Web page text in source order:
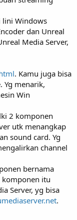
lini Windows
dan Unreal
Media Server,
. Kamu juga bisa
Yg menarik,
Win
2 komponen
utk menangkap
sound card. Yg
channel
bernama
komponen itu
Server, yg bisa
.